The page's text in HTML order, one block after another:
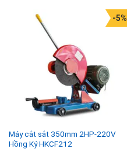
Máy cắt sắt 350mm 2HP-220V
Hồng Ký HKCF212
-5%